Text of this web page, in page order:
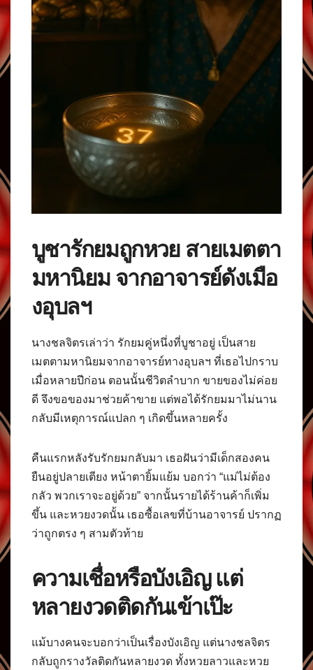
บูชารักยมถูกหวย สายเมตตา
มหานิยม จากอาจารย์ดังเมือ
งอุบลฯ
นางชลจิตรเล่าว่า รักยมคู่หนึ่งที่บูชาอยู่ เป็นสาย
เมตตามหานิยมจากอาจารย์ทางอุบลฯ ที่เธอไปกราบ
เมื่อหลายปีก่อน ตอนนั้นชีวิตลำบาก ขายของไม่ค่อย
ดี จึงขอของมาช่วยค้าขาย แต่พอได้รักยมมาไม่นาน
กลับมีเหตุการณ์แปลก ๆ เกิดขึ้นหลายครั้ง
คืนแรกหลังรับรักยมกลับมา เธอฝันว่ามีเด็กสองคน
ยืนอยู่ปลายเตียง หน้าตายิ้มแย้ม บอกว่า “แม่ไม่ต้อง
กลัว พวกเราจะอยู่ด้วย” จากนั้นรายได้ร้านค้าก็เพิ่ม
ขึ้น และหวยงวดนั้น เธอซื้อเลขที่บ้านอาจารย์ ปรากฏ
ว่าถูกตรง ๆ สามตัวท้าย
ความเชื่อหรือบังเอิญ แต่
หลายงวดติดกันเข้าเป๊ะ
แม้บางคนจะบอกว่าเป็นเรื่องบังเอิญ แต่นางชลจิตร
กลับถูกรางวัลติดกันหลายงวด ทั้งหวยลาวและหวย